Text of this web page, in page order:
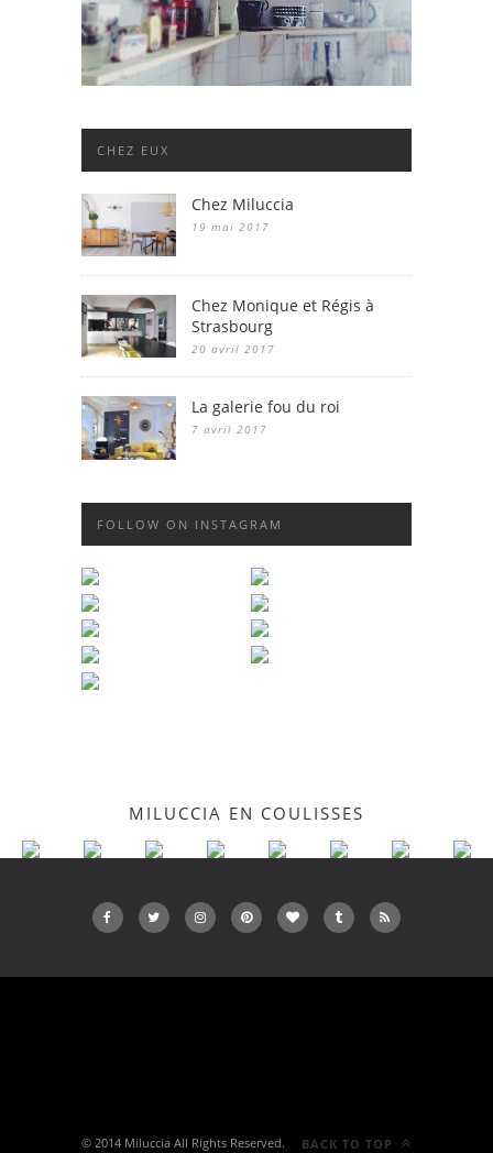
CHEZ EUX
Chez Miluccia
19 mai 2017
Chez Monique et Régis à
Strasbourg
20 avril 2017
La galerie fou du roi
7 avril 2017
FOLLOW ON INSTAGRAM
MILUCCIA EN COULISSES
© 2014 Miluccia All Rights Reserved. BACK TO TOP